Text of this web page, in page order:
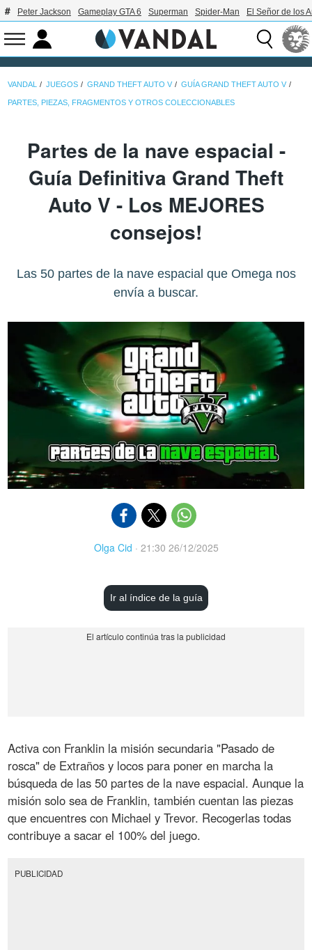
Peter Jackson Gameplay GTA 6 Superman Spider-Man El Señor de los
VANDAL JUEGOS GRAND THEFT AUTO V GUÍA GRAND THEFT AUTO V
PARTES, PIEZAS, FRAGMENTOS Y OTROS COLECCIONABLES
Partes de la nave espacial -
Guía Definitiva Grand Theft
Auto V - Los MEJORES
consejos!
Las 50 partes de la nave espacial que Omega nos
envía a buscar.
Olga Cid · 21:30 26/12/2025
Ir al índice de la guía
Activa con Franklin la misión secundaria "Pasado de
rosca" de Extraños y locos para poner en marcha la
búsqueda de las 50 partes de la nave espacial. Aunque la
misión solo sea de Franklin, también cuentan las piezas
que encuentres con Michael y Trevor. Recogerlas todas
contribuye a sacar el 100% del juego.
PUBLICIDAD